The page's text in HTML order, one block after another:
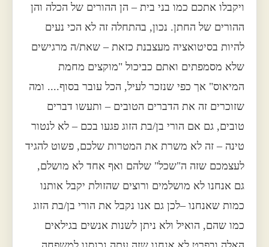
ויקבלו אתכם כמו בני בית – הן ההורים של הכלה והן
ההורים של החתן. נכון, בהתחלה זה לא הכי נעים
להיות בסיטואציה מעצבנת כזאת – שאת/ה מרגישים
שלא מסמפתים ואתם כביכול "מוקצים מחמת
המיאוס" אך כפי שנזכר לעיל, הכל עובר בסוף.... ומה
שזוכרים זה את הדברים הטובים – ותעשו דברים
טובים, גם אם הורי בן/בת הזוג פגעו בכם – לא לנטור
טינה – זה לא משרת את המטרות שלכם, פשוט להגיד
לעצמכם שזה ה"שכל" שלהם ואף אחד לא מושלם,
גם אנחנו לא מושלמים ורוצים שהזולת יקבל אותנו
כמות שאנחנו –לכן גם אנו נקבל את הורי בן/בת הזוג
כמו שהם, הואיל ולא ניתן לשנות אנשים בגילאים